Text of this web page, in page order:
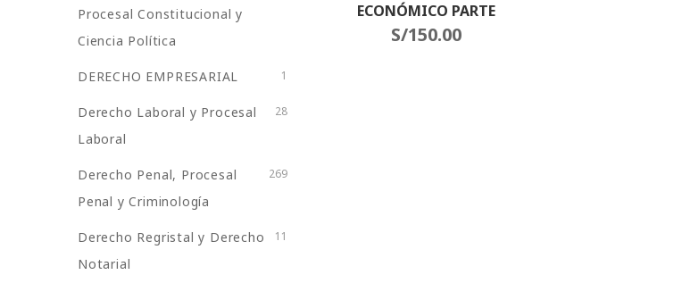
ECONÓMICO PARTE
GENERAL
S/150.00
Procesal Constitucional y
Ciencia Política
DERECHO EMPRESARIAL 1
Derecho Laboral y Procesal
Laboral
28
Derecho Penal, Procesal
Penal y Criminología
269
Derecho Regristal y Derecho
Notarial
11